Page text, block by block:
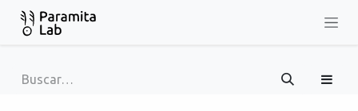
Ir al contenido